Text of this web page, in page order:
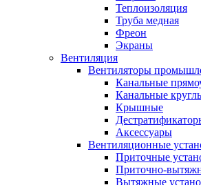
Теплоизоляция
Труба медная
Фреон
Экраны
Вентиляция
Вентиляторы
Канальные
Канальные
Крышные
Аксессуары
Вентиляционные
Приточные
Приточно-
Вытяжные